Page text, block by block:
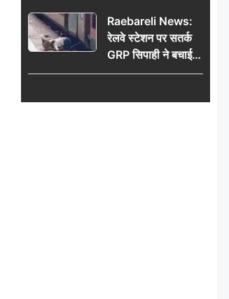
Raebareli News:
रेलवे स्टेशन पर सतर्क
GRP सिपाही ने बचाई
महिला की जान, चलती
हादसा टला; घटना